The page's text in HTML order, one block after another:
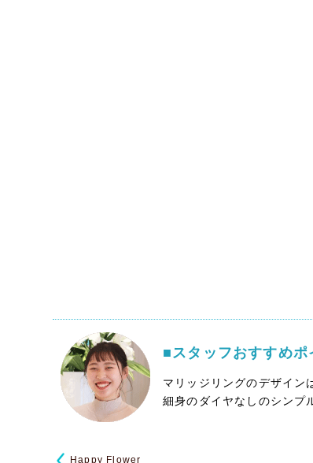
■スタッフおすすめポ
マリッジリングのデザイン
細身のダイヤなしのシンプ
Happy Flower